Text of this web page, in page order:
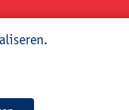
om tot leren te
van het